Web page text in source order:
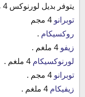
يتوفر بديل لورنوكس 4 مجم كما يلي:
توبرانو
روكسيكام .
زيفو
لورنوكسيكام
توبرانو
زيفيكام